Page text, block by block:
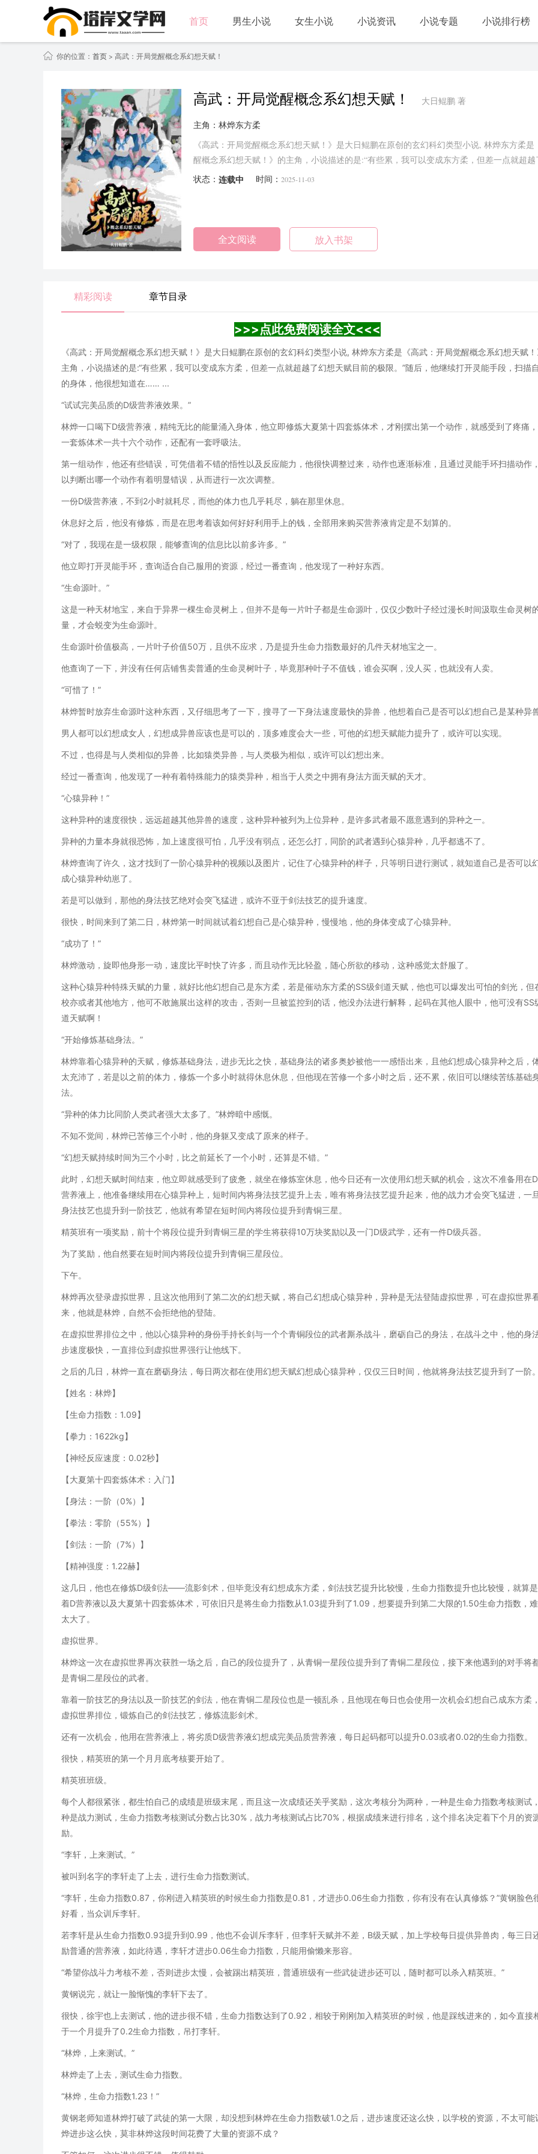
首页 男生小说 女生小说 小说资讯 小说专题 小说排行榜
你的位置： 首页> 高武：开局觉醒概念系幻想天赋！
高武：开局觉醒概念系幻想天赋！ 大日鲲鹏 著
主角：林烨东方柔
《高武：开局觉醒概念系幻想天赋！》是大日鲲鹏在原创的玄幻科幻类型小说, 林烨东方柔
醒概念系幻想天赋！》的主角，小说描述的是:“有些累，我可以变成东方柔，但差一点就超
的极限。”随后，他继续打开灵能手段，扫描自己的身体，他很想知道在……...
状态： 连载中 时间： 2025-11-03
全文阅读 放入书架
精彩阅读 章节目录
>>>点此免费阅读全文<<<
《高武：开局觉醒概念系幻想天赋！》是大日鲲鹏在原创的玄幻科幻类型小说, 林烨东方柔是《高武：开局觉醒概念系幻想天赋
主角，小说描述的是:“有些累，我可以变成东方柔，但差一点就超越了幻想天赋目前的极限。”随后，他继续打开灵能手段，扫描
的身体，他很想知道在…… ...
“试试完美品质的D级营养液效果。”
林烨一口喝下D级营养液，精纯无比的能量涌入身体，他立即修炼大夏第十四套炼体术，才刚摆出第一个动作，就感受到了疼痛
一套炼体术一共十六个动作，还配有一套呼吸法。
第一组动作，他还有些错误，可凭借着不错的悟性以及反应能力，他很快调整过来，动作也逐渐标准，且通过灵能手环扫描动作
以判断出哪一个动作有着明显错误，从而进行一次次调整。
一份D级营养液，不到2小时就耗尽，而他的体力也几乎耗尽，躺在那里休息。
休息好之后，他没有修炼，而是在思考着该如何好好利用手上的钱，全部用来购买营养液肯定是不划算的。
“对了，我现在是一级权限，能够查询的信息比以前多许多。”
他立即打开灵能手环，查询适合自己服用的资源，经过一番查询，他发现了一种好东西。
“生命源叶。”
这是一种天材地宝，来自于异界一棵生命灵树上，但并不是每一片叶子都是生命源叶，仅仅少数叶子经过漫长时间汲取生命灵树
量，才会蜕变为生命源叶。
生命源叶价值极高，一片叶子价值50万，且供不应求，乃是提升生命力指数最好的几件天材地宝之一。
他查询了一下，并没有任何店铺售卖普通的生命灵树叶子，毕竟那种叶子不值钱，谁会买啊，没人买，也就没有人卖。
“可惜了！”
林烨暂时放弃生命源叶这种东西，又仔细思考了一下，搜寻了一下身法速度最快的异兽，他想着自己是否可以幻想自己是某种异
男人都可以幻想成女人，幻想成异兽应该也是可以的，顶多难度会大一些，可他的幻想天赋能力提升了，或许可以实现。
不过，也得是与人类相似的异兽，比如猿类异兽，与人类极为相似，或许可以幻想出来。
经过一番查询，他发现了一种有着特殊能力的猿类异种，相当于人类之中拥有身法方面天赋的天才。
“心猿异种！”
这种异种的速度很快，远远超越其他异兽的速度，这种异种被列为上位异种，是许多武者最不愿意遇到的异种之一。
异种的力量本身就很恐怖，加上速度很可怕，几乎没有弱点，还怎么打，同阶的武者遇到心猿异种，几乎都逃不了。
林烨查询了许久，这才找到了一阶心猿异种的视频以及图片，记住了心猿异种的样子，只等明日进行测试，就知道自己是否可以
成心猿异种幼崽了。
若是可以做到，那他的身法技艺绝对会突飞猛进，或许不亚于剑法技艺的提升速度。
很快，时间来到了第二日，林烨第一时间就试着幻想自己是心猿异种，慢慢地，他的身体变成了心猿异种。
“成功了！”
林烨激动，旋即他身形一动，速度比平时快了许多，而且动作无比轻盈，随心所欲的移动，这种感觉太舒服了。
这种心猿异种特殊天赋的力量，就好比他幻想自己是东方柔，若是催动东方柔的SS级剑道天赋，他也可以爆发出可怕的剑光，但
校亦或者其他地方，他可不敢施展出这样的攻击，否则一旦被监控到的话，他没办法进行解释，起码在其他人眼中，他可没有SS
道天赋啊！
“开始修炼基础身法。”
林烨靠着心猿异种的天赋，修炼基础身法，进步无比之快，基础身法的诸多奥妙被他一一感悟出来，且他幻想成心猿异种之后，
太充沛了，若是以之前的体力，修炼一个多小时就得休息休息，但他现在苦修一个多小时之后，还不累，依旧可以继续苦练基础
法。
“异种的体力比同阶人类武者强大太多了。”林烨暗中感慨。
不知不觉间，林烨已苦修三个小时，他的身躯又变成了原来的样子。
“幻想天赋持续时间为三个小时，比之前延长了一个小时，还算是不错。”
此时，幻想天赋时间结束，他立即就感受到了疲惫，就坐在修炼室休息，他今日还有一次使用幻想天赋的机会，这次不准备用在
营养液上，他准备继续用在心猿异种上，短时间内将身法技艺提升上去，唯有将身法技艺提升起来，他的战力才会突飞猛进，一
身法技艺也提升到一阶技艺，他就有希望在短时间内将段位提升到青铜三星。
精英班有一项奖励，前十个将段位提升到青铜三星的学生将获得10万块奖励以及一门D级武学，还有一件D级兵器。
为了奖励，他自然要在短时间内将段位提升到青铜三星段位。
下午。
林烨再次登录虚拟世界，且这次他用到了第二次的幻想天赋，将自己幻想成心猿异种，异种是无法登陆虚拟世界，可在虚拟世界
来，他就是林烨，自然不会拒绝他的登陆。
在虚拟世界排位之中，他以心猿异种的身份手持长剑与一个个青铜段位的武者厮杀战斗，磨砺自己的身法，在战斗之中，他的身
步速度极快，一直排位到虚拟世界强行让他线下。
之后的几日，林烨一直在磨砺身法，每日两次都在使用幻想天赋幻想成心猿异种，仅仅三日时间，他就将身法技艺提升到了一阶。
【姓名：林烨】
【生命力指数：1.09】
【拳力：1622kg】
【神经反应速度：0.02秒】
【大夏第十四套炼体术：入门】
【身法：一阶（0%）】
【拳法：零阶（55%）】
【剑法：一阶（7%）】
【精神强度：1.22赫】
这几日，他也在修炼D级剑法——流影剑术，但毕竟没有幻想成东方柔，剑法技艺提升比较慢，生命力指数提升也比较慢，就算
着D营养液以及大夏第十四套炼体术，可依旧只是将生命力指数从1.03提升到了1.09，想要提升到第二大限的1.50生命力指数，
太大了。
虚拟世界。
林烨这一次在虚拟世界再次获胜一场之后，自己的段位提升了，从青铜一星段位提升到了青铜二星段位，接下来他遇到的对手将
是青铜二星段位的武者。
靠着一阶技艺的身法以及一阶技艺的剑法，他在青铜二星段位也是一顿乱杀，且他现在每日也会使用一次机会幻想自己成东方柔
虚拟世界排位，锻炼自己的剑法技艺，修炼流影剑术。
还有一次机会，他用在营养液上，将劣质D级营养液幻想成完美品质营养液，每日起码都可以提升0.03或者0.02的生命力指数。
很快，精英班的第一个月月底考核要开始了。
精英班班级。
每个人都很紧张，都生怕自己的成绩是班级末尾，而且这一次成绩还关乎奖励，这次考核分为两种，一种是生命力指数考核测试
种是战力测试，生命力指数考核测试分数占比30%，战力考核测试占比70%，根据成绩来进行排名，这个排名决定着下个月的资
励。
“李轩，上来测试。”
被叫到名字的李轩走了上去，进行生命力指数测试。
“李轩，生命力指数0.87，你刚进入精英班的时候生命力指数是0.81，才进步0.06生命力指数，你有没有在认真修炼？”黄钢脸色
好看，当众训斥李轩。
若李轩是从生命力指数0.93提升到0.99，他也不会训斥李轩，但李轩天赋并不差，B级天赋，加上学校每日提供异兽肉，每三日
励普通的营养液，如此待遇，李轩才进步0.06生命力指数，只能用偷懒来形容。
“希望你战斗力考核不差，否则进步太慢，会被踢出精英班，普通班级有一些武徒进步还可以，随时都可以杀入精英班。”
黄钢说完，就让一脸惭愧的李轩下去了。
很快，徐宇也上去测试，他的进步很不错，生命力指数达到了0.92，相较于刚刚加入精英班的时候，他是踩线进来的，如今直接
于一个月提升了0.2生命力指数，吊打李轩。
“林烨，上来测试。”
林烨走了上去，测试生命力指数。
“林烨，生命力指数1.23！”
黄钢老师知道林烨打破了武徒的第一大限，却没想到林烨在生命力指数破1.0之后，进步速度还这么快，以学校的资源，不太可能
烨进步这么快，莫非林烨这段时间花费了大量的资源不成？